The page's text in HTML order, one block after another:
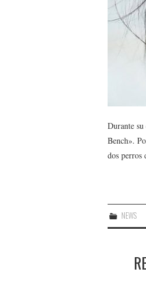
Durante
Bench».
dos
NEWS